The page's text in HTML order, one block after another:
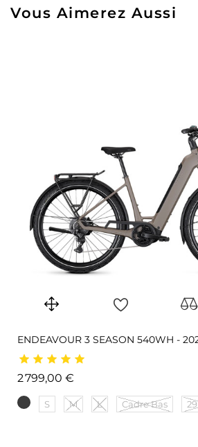
Vous Aimerez Aussi
ENDEAVOUR 3 SEASON 540WH -
2 799,00 €
S M L Cadre Bas